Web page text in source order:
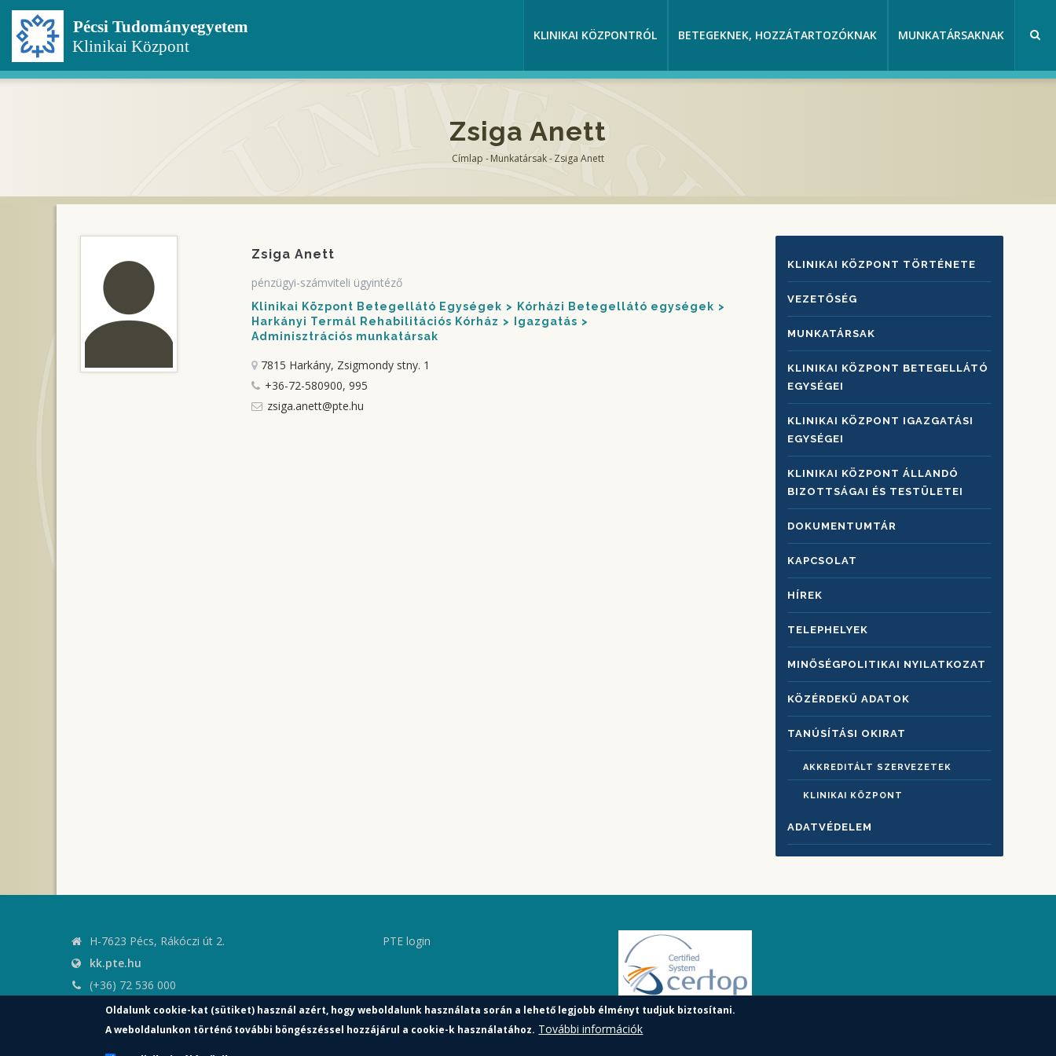
Ugrás
tartalomra
KLINIKAI KÖZPONTRÓL BETEGEKNEK, HOZZÁTARTOZÓKNAK MUNKATÁRSAKNAK
Zsiga Anett
Címlap -Munkatársak-Zsiga Anett
Zsiga Anett
pénzügyi-számviteli ügyintéző
Klinikai Központ Betegellátó Egységek
Kórházi Betegellátó egységek
Harkányi Termál Rehabilitációs Kórház
Igazgatás
Adminisztrációs munkatársak
7815 Harkány, Zsigmondy stny. 1
+36-72-580900, 995
zsiga.anett@pte.hu
KLINIKAI
KÖZPONTRÓL
KLINIKAI KÖZPONT TÖRTÉNETE
VEZETŐSÉG
MUNKATÁRSAK
KLINIKAI KÖZPONT BETEGELLÁTÓ
EGYSÉGEI
KLINIKAI KÖZPONT IGAZGATÁSI
EGYSÉGEI
KLINIKAI KÖZPONT ÁLLANDÓ
BIZOTTSÁGAI ÉS TESTÜLETEI
DOKUMENTUMTÁR
KAPCSOLAT
HÍREK
TELEPHELYEK
MINŐSÉGPOLITIKAI NYILATKOZAT
KÖZÉRDEKŰ ADATOK
TANÚSÍTÁSI OKIRAT
AKKREDITÁLT SZERVEZETEK
KLINIKAI KÖZPONT
ADATVÉDELEM
H-7623 Pécs, Rákóczi út 2.
kk.pte.hu
(+36) 72 536 000
kk.elnoki.hivatal@pte.hu
pte.hu
PTE login
Oldalunk cookie-kat (sütiket) használ azért, hogy weboldalunk használata során a lehető legjobb élményt tudjuk biztosítani.
A weboldalunkon történő további böngészéssel hozzájárul a cookie-k használatához. További információk